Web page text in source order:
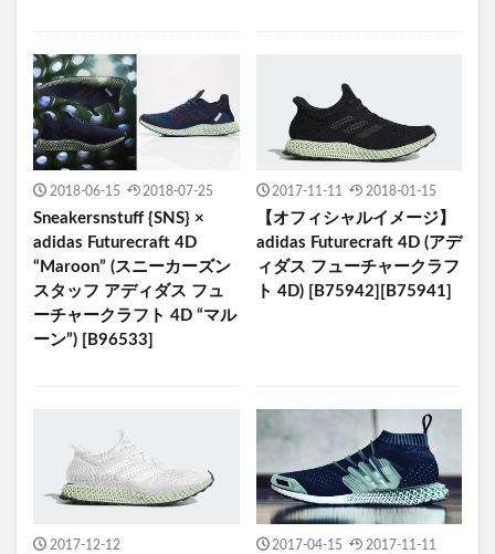
2018-06-15 2018-07-25
Sneakersnstuff {SNS} ×
adidas Futurecraft 4D
“Maroon” (スニーカーズン
スタッフ アディダス フュ
ーチャークラフト 4D “マル
ーン”) [B96533]
2017-11-11 2018-01-15
【オフィシャルイメージ】
adidas Futurecraft 4D (アデ
ィダス フューチャークラフ
ト 4D) [B75942][B75941]
2017-12-12 2017-04-15 2017-11-11